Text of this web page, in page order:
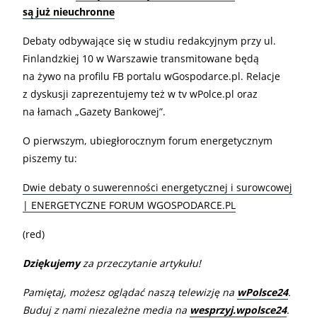
są już nieuchronne
Debaty odbywające się w studiu redakcyjnym przy ul.
Finlandzkiej 10 w Warszawie transmitowane będą
na żywo na profilu FB portalu wGospodarce.pl. Relacje
z dyskusji zaprezentujemy też w tv wPolce.pl oraz
na łamach „Gazety Bankowej”.
O pierwszym, ubiegłorocznym forum energetycznym
piszemy tu:
Dwie debaty o suwerenności energetycznej i surowcowej
| ENERGETYCZNE FORUM WGOSPODARCE.PL
(red)
Dziękujemyza przeczytanie artykułu!
Pamiętaj, możesz oglądać naszą telewizję na wPolsce24.
Buduj z nami niezależne media na wesprzyj.wpolsce24.